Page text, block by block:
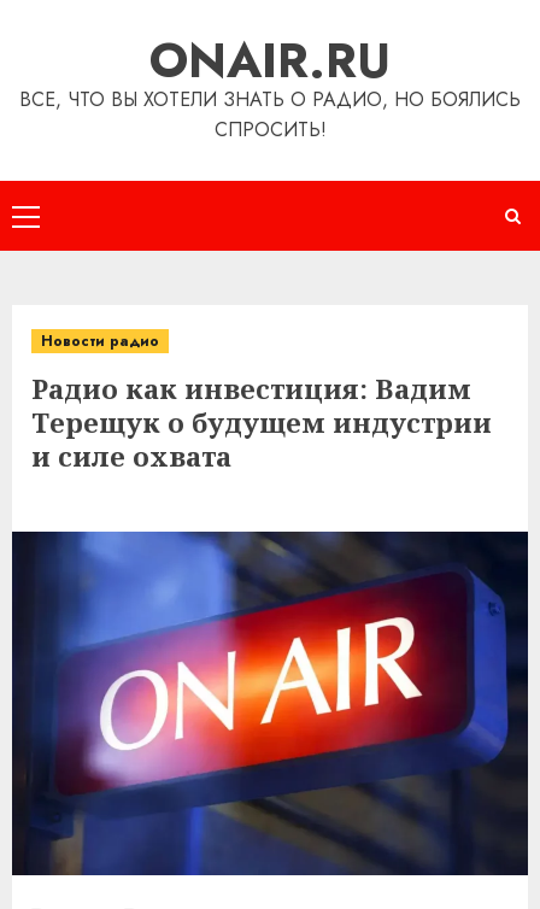
ONAIR.RU
ВСЕ, ЧТО ВЫ ХОТЕЛИ ЗНАТЬ О РАДИО, НО БОЯЛИСЬ
СПРОСИТЬ!
Основное
меню
Новости радио
Радио как инвестиция: Вадим
Терещук о будущем индустрии
и силе охвата